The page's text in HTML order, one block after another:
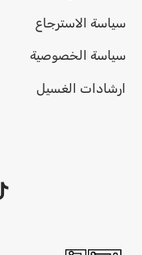
سياسة الاسترجاع
سياسة الخصوصية
ارشادات الغسيل